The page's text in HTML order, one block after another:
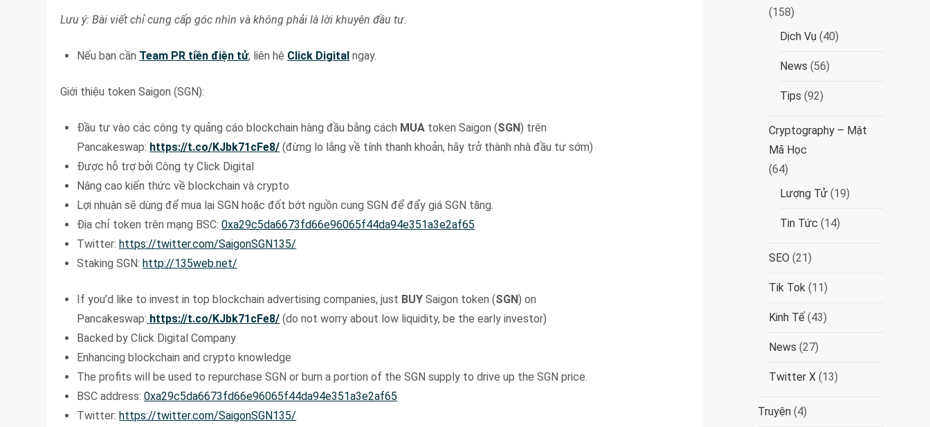
Lưu ý: Bài viết chỉ cung cấp góc nhìn và không phải là lời khuyên đầu tư.
Nếu bạn cần Team PR tiền điện tử, liên hệ Click Digital ngay.
Giới thiệu token Saigon (SGN):
Đầu tư vào các công ty quảng cáo blockchain hàng đầu bằng cách MUA token Saigon (SGN) trên
Pancakeswap: https://t.co/KJbk71cFe8/ (đừng lo lắng về tính thanh khoản, hãy trở thành nhà đầu tư sớm)
Được hỗ trợ bởi Công ty Click Digital
Nâng cao kiến thức về blockchain và crypto
Lợi nhuận sẽ dùng để mua lại SGN hoặc đốt bớt nguồn cung SGN để đẩy giá SGN tăng.
Địa chỉ token trên mạng BSC:0xa29c5da6673fd66e96065f44da94e351a3e2af65
Twitter:https://twitter.com/SaigonSGN135/
Staking SGN:http://135web.net/
If you’d like to invest in top blockchain advertising companies, just BUY Saigon token (SGN) on
Pancakeswap: https://t.co/KJbk71cFe8/ (do not worry about low liquidity, be the early investor)
Backed by Click Digital Company
Enhancing blockchain and crypto knowledge
The profits will be used to repurchase SGN or burn a portion of the SGN supply to drive up the SGN price.
BSC address:0xa29c5da6673fd66e96065f44da94e351a3e2af65
Twitter:https://twitter.com/SaigonSGN135/
(158)
Dịch Vụ (40)
News (56)
Tips (92)
Cryptography – Mật
Mã Học
(64)
Lượng Tử (19)
Tin Tức (14)
SEO (21)
Tik Tok (11)
Kinh Tế (43)
News (27)
Twitter X (13)
Truyện (4)